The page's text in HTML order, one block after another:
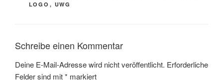
LOGO , UWG
Schreibe einen Kommentar
Deine E-Mail-Adresse wird nicht veröffentlicht. Erforderliche
Felder sind mit* markiert